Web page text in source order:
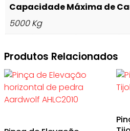
Capacidade Máxima de
5000 Kg
Produtos Relacionados